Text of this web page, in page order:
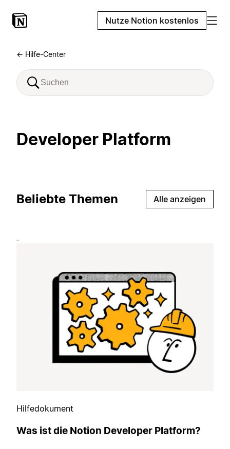
Nutze Notion kostenlos
← Hilfe-Center
Developer Platform
Beliebte Themen Alle anzeigen
Hilfedokument
Was ist die Notion Developer Platform?